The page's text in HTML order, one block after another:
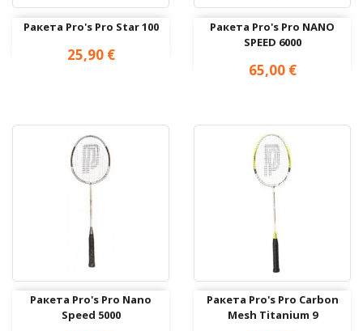
Ракета Pro's Pro Star 100
Цена
25,90 €
Ракета Pro's Pro NANO
SPEED 6000
Цена
65,00 €
Ракета Pro's Pro Nano
Speed 5000
Ракета Pro's Pro Carbon
Mesh Titanium 9